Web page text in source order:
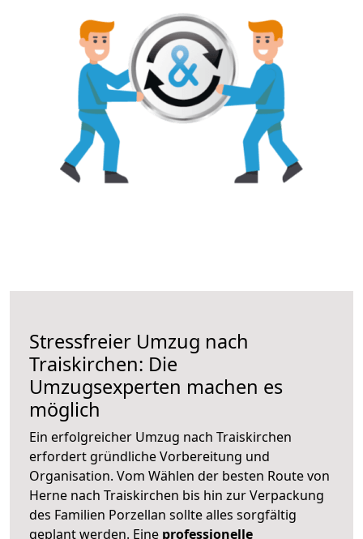
Stressfreier Umzug nach
Traiskirchen: Die
Umzugsexperten machen es
möglich
Ein erfolgreicher Umzug nach Traiskirchen
erfordert gründliche Vorbereitung und
Organisation. Vom Wählen der besten Route von
Herne nach Traiskirchen bis hin zur Verpackung
des Familien Porzellan sollte alles sorgfältig
geplant werden. Eine professionelle